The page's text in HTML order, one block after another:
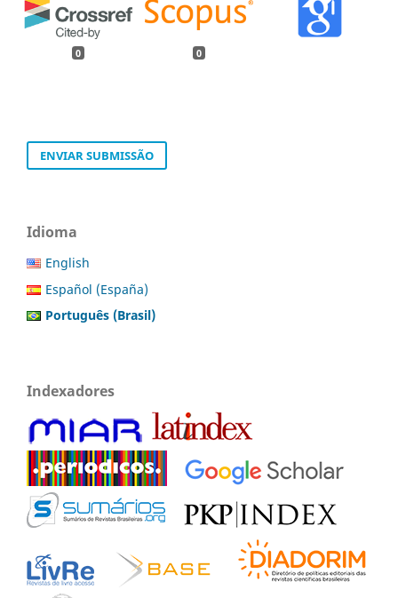
0 0
ENVIAR SUBMISSÃO
Idioma
English
Español (España)
Português (Brasil)
Indexadores